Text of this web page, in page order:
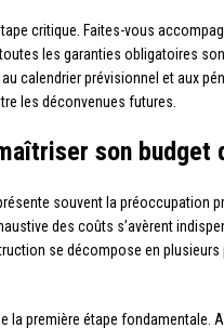
critique. Faites-vous
les garanties obligatoires
calendrier prévisionnel et aux
les déconvenues futures.
son budget
souvent la préoccupation
des coûts s’avèrent
se décompose en
la première étape fondamentale.